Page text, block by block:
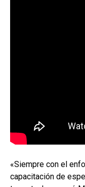
«Siempre con el
capacitación de